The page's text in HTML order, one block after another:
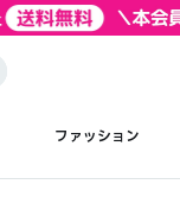
ファッション